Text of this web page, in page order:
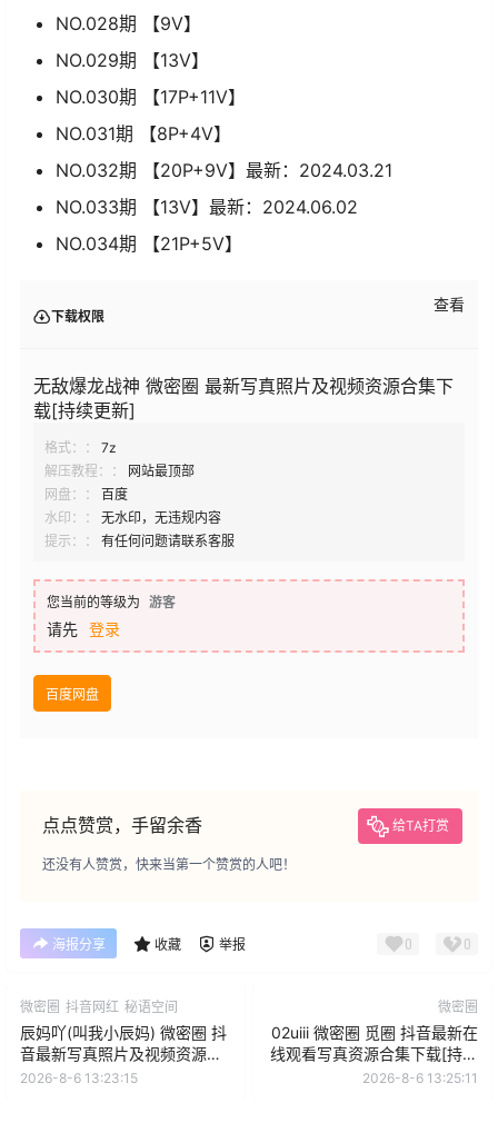
NO.028期 【9V】
NO.029期 【13V】
NO.030期 【17P+11V】
NO.031期 【8P+4V】
NO.032期 【20P+9V】最新：2024.03.21
NO.033期 【13V】最新：2024.06.02
NO.034期 【21P+5V】
下载权限
查看
无敌爆龙战神 微密圈 最新写真照片及视频资源合集下
载[持续更新]
格式：：
7z
解压教程：：
网站最顶部
网盘：：
百度
水印：：
无水印，无违规内容
提示：：
有任何问题请联系客服
您当前的等级为 游客
请先 登录
百度网盘
点点赞赏，手留余香 给TA打赏
还没有人赞赏，快来当第一个赞赏的人吧！
海报分享 收藏 举报 0 0
微密圈 抖音网红 秘语空间
辰妈吖(叫我小辰妈) 微密圈 抖
音最新写真照片及视频资源下
载[持续更新]
2026-8-6 13:23:15
微密圈
02uiii 微密圈 觅圈 抖音最新在
线观看写真资源合集下载[持续
更新]
2026-8-6 13:25:11